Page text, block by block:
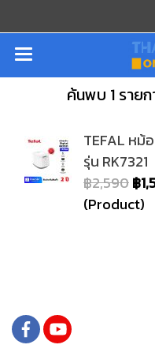
ค้นพบ 1 รายก
TEFAL หม้
รุ่น RK7321
฿2,590฿
(Product)